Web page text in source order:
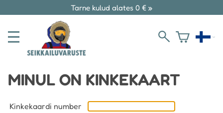
Tarne kulud alates 0 € »
MINUL ON KINKEKAART
Kinkekaardi number